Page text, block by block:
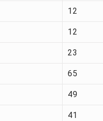
12
12
23
65
49
41